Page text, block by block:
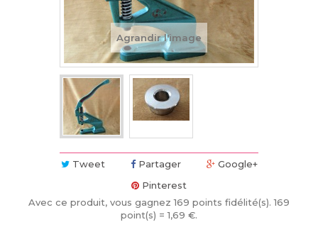
Agrandir l'image
Tweet Partager
Google+
Pinterest
Avec ce produit, vous gagnez169 points fidélité(s). 169
point(s) =1,69 €.